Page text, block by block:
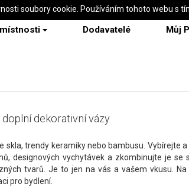
Dodavatelé Můj
dekorativní vázy.
skla, trendy keramiky nebo bambusu. Vybírejte
designových vychytávek a zkombinujte je se
tvarů. Je to jen na vás a vašem vkusu.
pro bydlení.
soubory cookie. Používáním tohoto webu s